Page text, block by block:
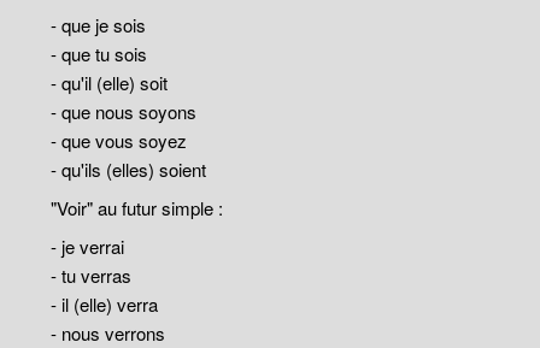
- que je sois
- que tu sois
- qu'il (elle) soit
- que nous soyons
- que vous soyez
- qu'ils (elles) soient
"Voir" au futur simple :
- je verrai
- tu verras
- il (elle) verra
- nous verrons